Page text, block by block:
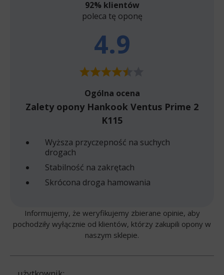
92% klientów
poleca tę oponę
4.9
Ogólna ocena
Zalety opony Hankook Ventus Prime 2
K115
Wyższa przyczepność na suchych
drogach
Stabilność na zakrętach
Skrócona droga hamowania
Informujemy, że weryfikujemy zbierane opinie, aby
pochodziły wyłącznie od klientów, którzy zakupili opony w
naszym sklepie.